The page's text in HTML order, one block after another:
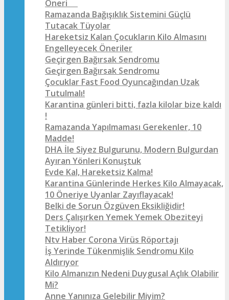
Öneri
Ramazanda Bağışıklık Sistemini Güçlü
Tutacak Tüyolar
Hareketsiz Kalan Çocukların Kilo Almasını
Engelleyecek Öneriler
Geçirgen Bağırsak Sendromu
Geçirgen Bağırsak Sendromu
Çocuklar Fast Food Oyuncağından Uzak
Tutulmalı!
Karantina günleri bitti, fazla kilolar bize kaldı
!
Ramazanda Yapılmaması Gerekenler, 10
Madde!
DHA İle Siyez Bulgurunu, Modern Bulgurdan
Ayıran Yönleri Konuştuk
Evde Kal, Hareketsiz Kalma!
Karantina Günlerinde Herkes Kilo Almayacak,
10 Öneriye Uyanlar Zayıflayacak!
Belki de Sorun Özgüven Eksikliğidir!
Ders Çalışırken Yemek Yemek Obeziteyi
Tetikliyor!
Ntv Haber Corona Virüs Röportajı
İş Yerinde Tükenmişlik Sendromu Kilo
Aldırıyor
Kilo Almanızın Nedeni Duygusal Açlık Olabilir
Mi?
Anne Yanınıza Gelebilir Miyim?